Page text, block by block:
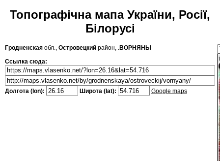
Топографічна мапа України, Росії,
Білорусі
Гродненская обл., Островецкий район, .ВОРНЯНЫ
Ссылка сюда:
Долгота (lon): Широта (lat): Google maps